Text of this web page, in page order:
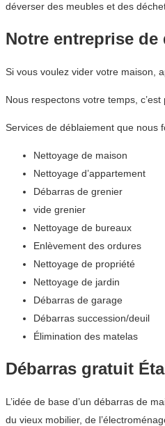
déverser des meubles et des
Notre entreprise de
Si vous voulez vider votre maison,
Nous respectons votre temps,
Services de déblaiement que nous
Nettoyage de maison
Nettoyage d’appartement
Débarras de grenier
vide grenier
Nettoyage de bureaux
Enlèvement des ordures
Nettoyage de propriété
Nettoyage de jardin
Débarras de garage
Débarras succession/deuil
Élimination des matelas
Débarras gratuit
L’idée de base d’un débarras de
du vieux mobilier, de